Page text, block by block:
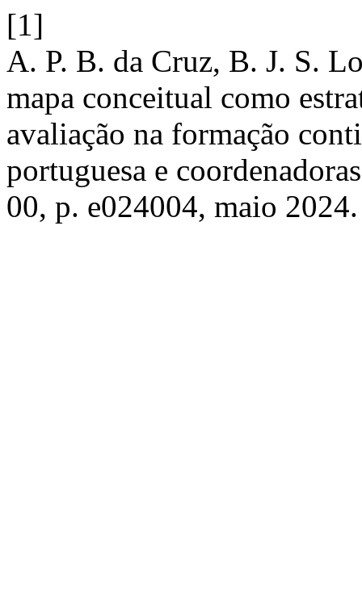
[1]
A. P. B. da Cruz, B. J. S.
mapa conceitual como
avaliação na formação
portuguesa e
00, p. e024004, maio 2024.